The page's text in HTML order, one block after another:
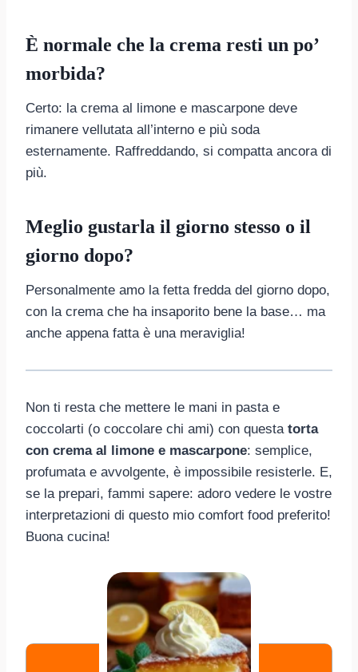
È normale che la crema resti un po’
morbida?
Certo: la crema al limone e mascarpone deve
rimanere vellutata all’interno e più soda
esternamente. Raffreddando, si compatta ancora di
più.
Meglio gustarla il giorno stesso o il
giorno dopo?
Personalmente amo la fetta fredda del giorno dopo,
con la crema che ha insaporito bene la base… ma
anche appena fatta è una meraviglia!
Non ti resta che mettere le mani in pasta e
coccolarti (o coccolare chi ami) con questa torta
con crema al limone e mascarpone: semplice,
profumata e avvolgente, è impossibile resisterle. E,
se la prepari, fammi sapere: adoro vedere le vostre
interpretazioni di questo mio comfort food preferito!
Buona cucina!